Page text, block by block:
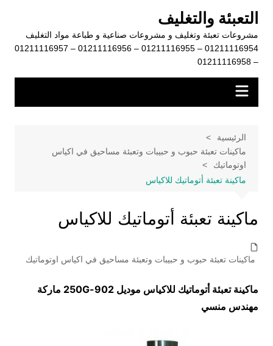
المحتوى
التعبئة والتغليف
مشروعات تعبئة وتغليف و مشروعات صناعية و طباعة مواد التغليف
01211116954 – 01211116955 – 01211116956 – 01211116957
– 01211116958
الرئيسية
ماكينات تعبئة حبوب و حبيبات وتعبئة مساحيق في اكياس
اوتوماتيك
ماكينة تعبئة أتوماتيك للاكياس
ماكينة تعبئة أتوماتيك للاكياس
ماكينات تعبئة حبوب و حبيبات وتعبئة مساحيق في اكياس اوتوماتيك
ماكينة تعبئة أتوماتيك للاكياس موديل 902-250G
ماركة
مهندس منسي